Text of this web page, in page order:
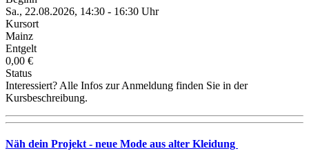
Sa., 22.08.2026, 14:30 - 16:30 Uhr
Kursort
Mainz
Entgelt
0,00 €
Status
Interessiert? Alle Infos zur Anmeldung finden Sie in der
Kursbeschreibung.
Näh dein Projekt - neue Mode aus alter Kleidung